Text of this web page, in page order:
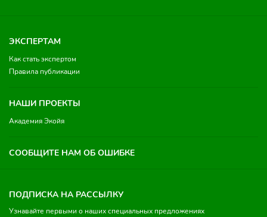
ЭКСПЕРТАМ
Как стать экспертом
Правила публикации
НАШИ ПРОЕКТЫ
Академия Экойя
СООБЩИТЕ НАМ ОБ ОШИБКЕ
ПОДПИСКА НА РАССЫЛКУ
Узнавайте первыми о наших специальных предложениях